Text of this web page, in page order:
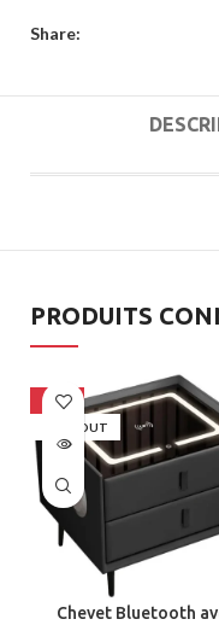
Share:
PRODUITS
-47%
SOLD OUT
Chevet Bluetooth